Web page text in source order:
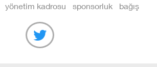
yönetim kadrosu sponsorluk bağış